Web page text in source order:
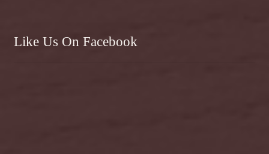
Like Us On Facebook